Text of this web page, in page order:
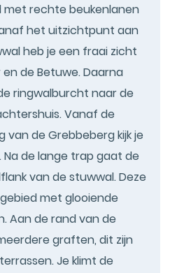
met rechte beukenlanen
het uitzichtpunt aan
heb je een fraai zicht
de Betuwe. Daarna
ringwalburcht naar de
Vanaf de
van de Grebbeberg kijk je
Na de lange trap gaat de
van de stuwwal. Deze
met glooiende
Aan de rand van de
graften, dit zijn
Je klimt de